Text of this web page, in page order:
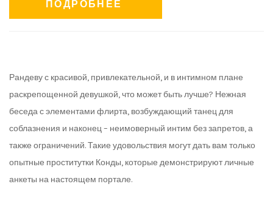
ПОДРОБНЕЕ
Рандеву с красивой, привлекательной, и в интимном плане
раскрепощенной девушкой, что может быть лучше? Нежная
беседа с элементами флирта, возбуждающий танец для
соблазнения и наконец – неимоверный интим без запретов, а
также ограничений. Такие удовольствия могут дать вам только
опытные проститутки Конды, которые демонстрируют личные
анкеты на настоящем портале.